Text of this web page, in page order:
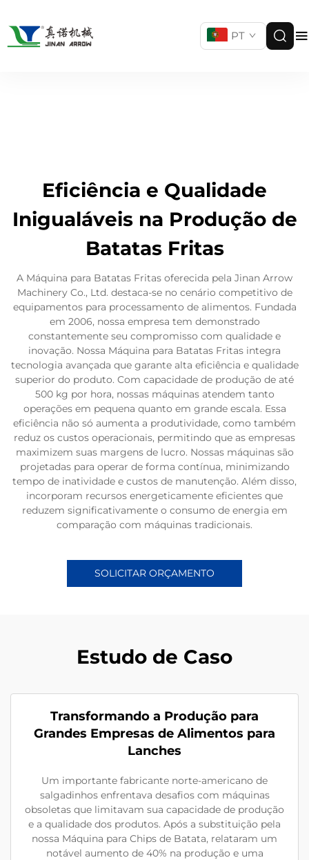
PT
Eficiência e Qualidade
Inigualáveis na Produção de
Batatas Fritas
A Máquina para Batatas Fritas oferecida pela Jinan Arrow
Machinery Co., Ltd. destaca-se no cenário competitivo de
equipamentos para processamento de alimentos. Fundada
em 2006, nossa empresa tem demonstrado
constantemente seu compromisso com qualidade e
inovação. Nossa Máquina para Batatas Fritas integra
tecnologia avançada que garante alta eficiência e qualidade
superior do produto. Com capacidade de produção de até
500 kg por hora, nossas máquinas atendem tanto
operações em pequena quanto em grande escala. Essa
eficiência não só aumenta a produtividade, como também
reduz os custos operacionais, permitindo que as empresas
maximizem suas margens de lucro. Nossas máquinas são
projetadas para operar de forma contínua, minimizando
tempo de inatividade e custos de manutenção. Além disso,
incorporam recursos energeticamente eficientes que
reduzem significativamente o consumo de energia em
comparação com máquinas tradicionais.
SOLICITAR ORÇAMENTO
Estudo de Caso
Transformando a Produção para
Grandes Empresas de Alimentos para
Lanches
Um importante fabricante norte-americano de
salgadinhos enfrentava desafios com máquinas
obsoletas que limitavam sua capacidade de produção
e a qualidade dos produtos. Após a substituição pela
nossa Máquina para Chips de Batata, relataram um
notável aumento de 40% na produção e uma